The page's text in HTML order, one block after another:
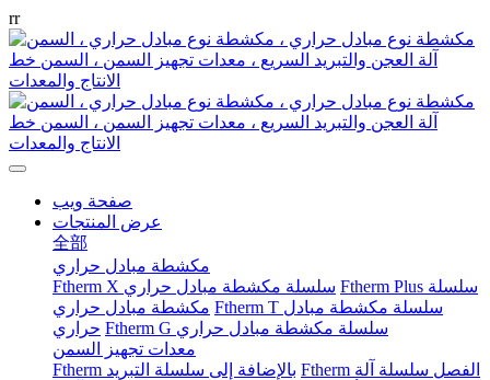
rr
صفحة ويب
عرض المنتجات
全部
مكشطة مبادل حراري
Ftherm X سلسلة مكشطة مبادل حراري Ftherm Plus سلسلة
مكشطة مبادل حراري Ftherm T سلسلة مكشطة مبادل
حراري
Ftherm G سلسلة مكشطة مبادل حراري
معدات تجهيز السمن
Ftherm بالإضافة إلى سلسلة التبريد Ftherm الفصل سلسلة آلة